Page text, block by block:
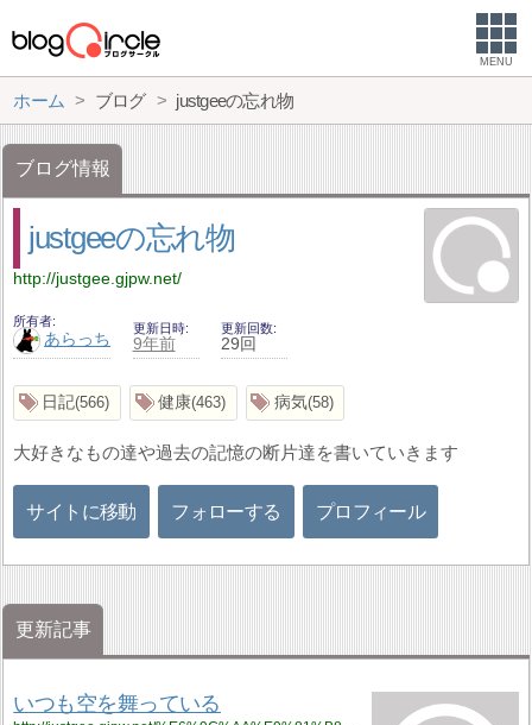
MENU
ホーム ブログ justgeeの忘れ物
ブログ情報
justgeeの忘れ物
http://justgee.gjpw.net/
所有者
あらっち
更新日時
9年前
更新回数
29回
日記 566 健康 463 病気 58
大好きなもの達や過去の記憶の断片達を書いていきます
サイトに移動 フォローする プロフィール
更新記事
いつも空を舞っている